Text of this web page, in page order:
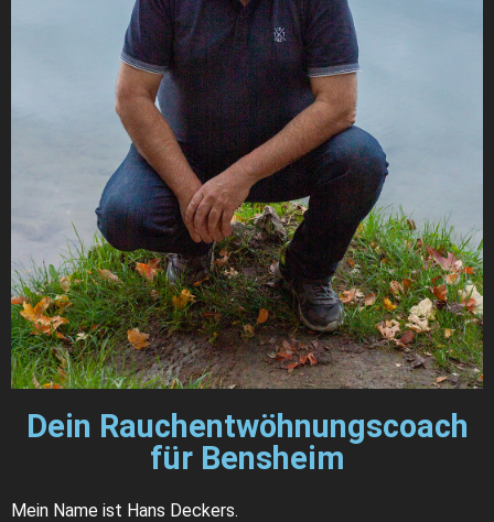
Dein Rauchentwöhnungscoach
für Bensheim
Mein Name ist Hans Deckers.